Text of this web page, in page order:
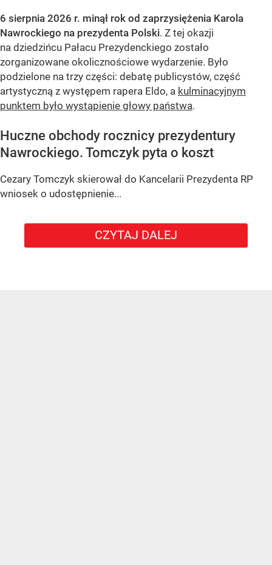
6 sierpnia 2026 r. minął rok od zaprzysiężenia Karola
Nawrockiego na prezydenta Polski. Z tej okazji
na dziedzińcu Pałacu Prezydenckiego zostało
zorganizowane okolicznościowe wydarzenie. Było
podzielone na trzy części: debatę publicystów, część
artystyczną z występem rapera Eldo, a kulminacyjnym
punktem było wystąpienie głowy państwa.
Huczne obchody rocznicy prezydentury
Nawrockiego. Tomczyk pyta o koszt
Cezary Tomczyk skierował do Kancelarii Prezydenta RP
wniosek o udostępnienie...
CZYTAJ DALEJ